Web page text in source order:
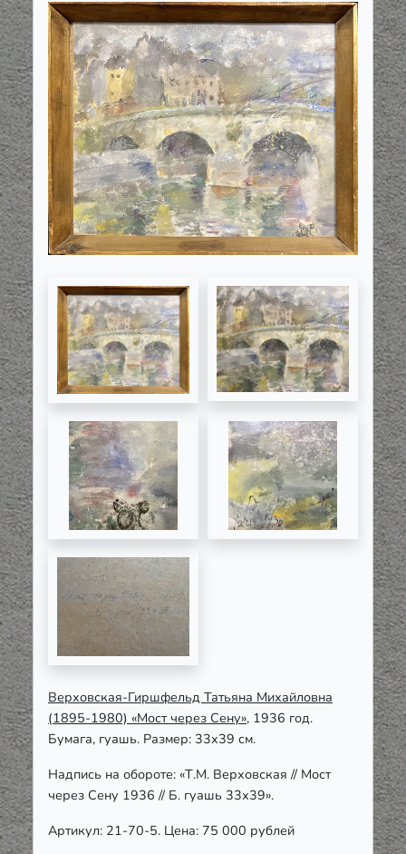
Верховская-Гиршфельд Татьяна Михайловна
(1895-1980) «Мост через Сену», 1936 год.
Бумага, гуашь. Размер: 33х39 см.
Надпись на обороте: «Т.М. Верховская // Мост
через Сену 1936 // Б. гуашь 33х39».
Артикул: 21-70-5. Цена: 75 000 рублей